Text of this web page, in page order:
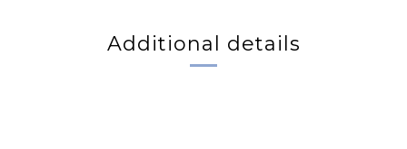
Additional details